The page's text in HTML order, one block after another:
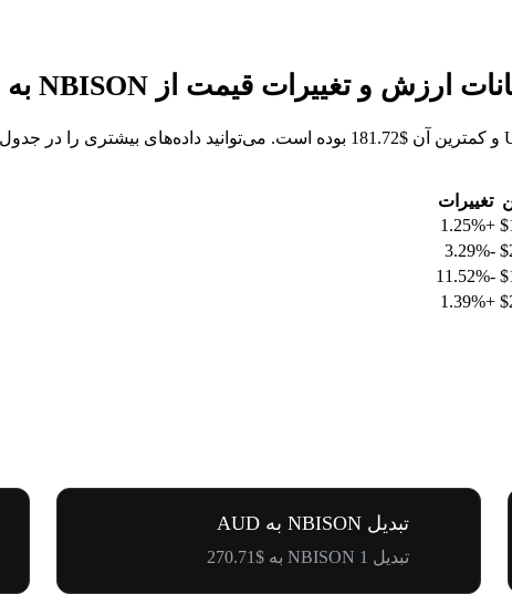
تغییرات
+1.25%
-3.29%
-11.52%
+1.39%
تبدیل NBISON به AUD
تبدیل 1 NBISON به $270.71